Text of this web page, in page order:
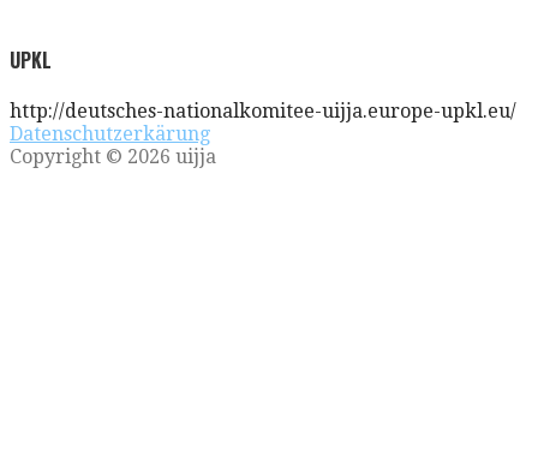
UPKL
http://deutsches-nationalkomitee-uijja.europe-upkl.eu/
Datenschutzerkärung
Copyright © 2026 uijja